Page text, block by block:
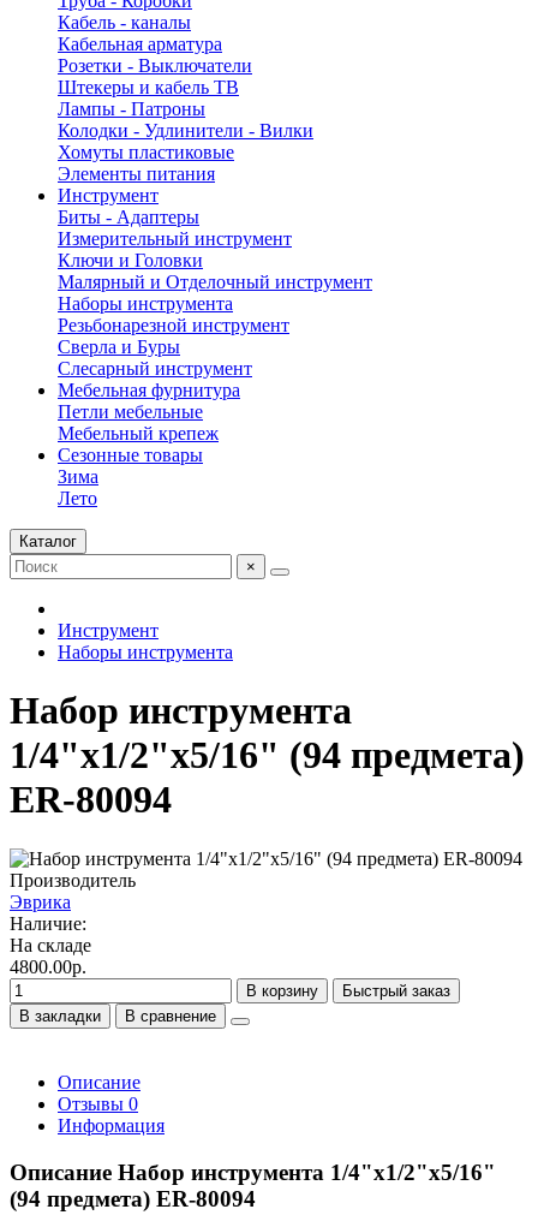
Кабель - каналы
Кабельная арматура
Розетки - Выключатели
Штекеры и кабель ТВ
Лампы - Патроны
Колодки - Удлинители - Вилки
Хомуты пластиковые
Элементы питания
Инструмент
Биты - Адаптеры
Измерительный инструмент
Ключи и Головки
Малярный и Отделочный инструмент
Наборы инструмента
Резьбонарезной инструмент
Сверла и Буры
Слесарный инструмент
Мебельная фурнитура
Петли мебельные
Мебельный крепеж
Сезонные товары
Зима
Лето
Каталог
×
Инструмент
Наборы инструмента
Набор инструмента
1/4"х1/2"х5/16" (94 предмета)
ER-80094
Производитель
Эврика
Наличие:
На складе
4800.00р.
В корзину
Быстрый заказ
В закладки
В сравнение
Описание
Отзывы 0
Информация
Описание Набор инструмента 1/4"х1/2"х5/16"
(94 предмета) ER-80094